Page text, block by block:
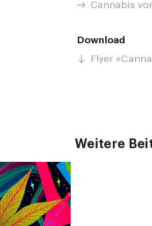
Cannabis
Download
Flyer
Weitere